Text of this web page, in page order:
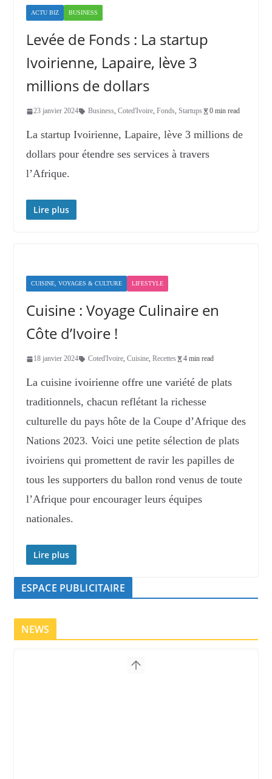
ACTU BIZ BUSINESS
Levée de Fonds : La startup
Ivoirienne, Lapaire, lève 3
millions de dollars
23 janvier 2024 Business, Coted'Ivoire, Fonds, Startups 0 min read
La startup Ivoirienne, Lapaire, lève 3 millions de
dollars pour étendre ses services à travers
l’Afrique.
Lire plus
CUISINE, VOYAGES & CULTURE LIFESTYLE
Cuisine : Voyage Culinaire en
Côte d’Ivoire !
18 janvier 2024 Coted'Ivoire, Cuisine, Recettes 4 min read
La cuisine ivoirienne offre une variété de plats
traditionnels, chacun reflétant la richesse
culturelle du pays hôte de la Coupe d’Afrique des
Nations 2023. Voici une petite sélection de plats
ivoiriens qui promettent de ravir les papilles de
tous les supporters du ballon rond venus de toute
l’Afrique pour encourager leurs équipes
nationales.
Lire plus
ESPACE PUBLICITAIRE
NEWS